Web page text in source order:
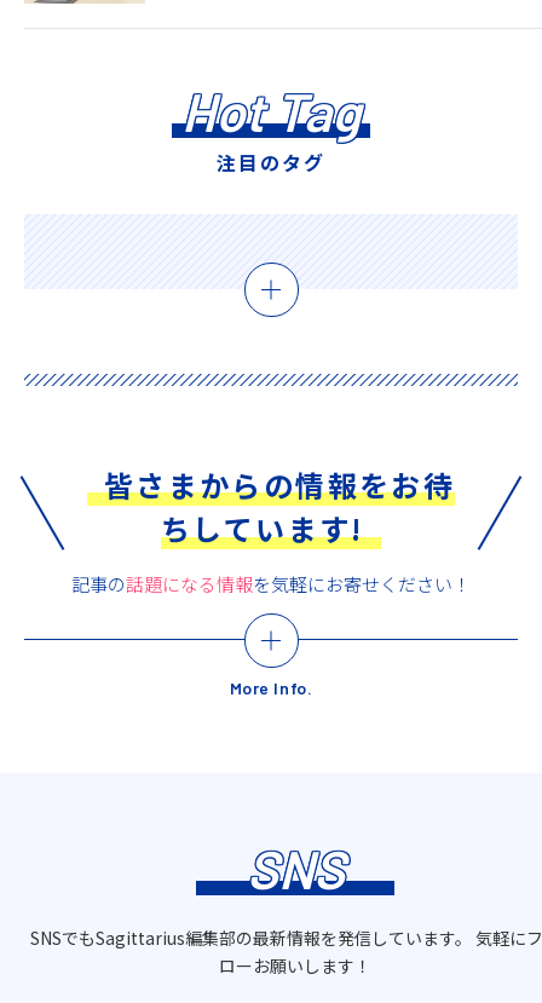
Hot Tag
注目のタグ
皆さまからの情報をお待
ちしています!
記事の話題になる情報を気軽にお寄せください！
More Info.
SNS
SNSでもSagittarius編集部の最新情報を発信しています。 気軽に
ローお願いします！